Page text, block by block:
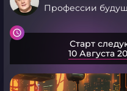
Профессии
Старт
10 Августа